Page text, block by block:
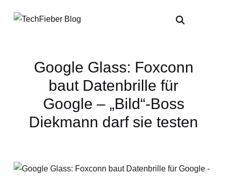
Google Glass: Foxconn
baut Datenbrille für
Google – „Bild“-Boss
Diekmann darf sie testen